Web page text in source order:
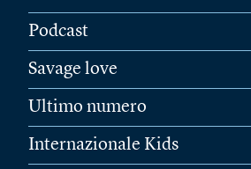
Podcast
Savage love
Ultimo numero
Internazionale Kids